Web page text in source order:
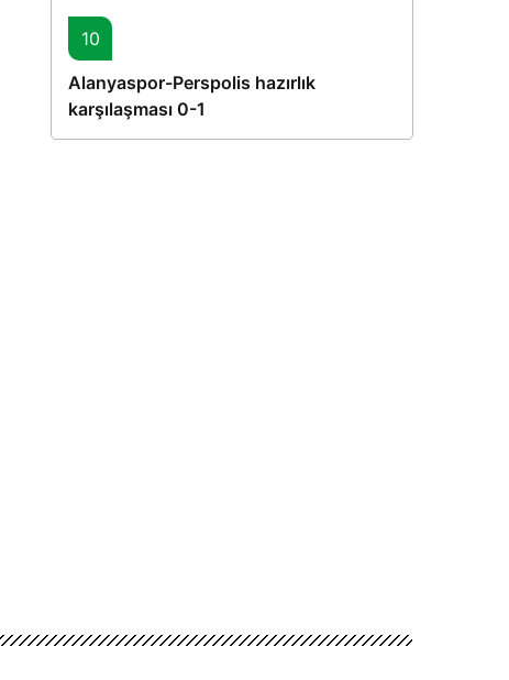
10
Alanyaspor-Perspolis hazırlık
karşılaşması 0-1